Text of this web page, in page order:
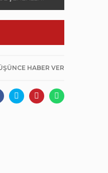
HABER VER